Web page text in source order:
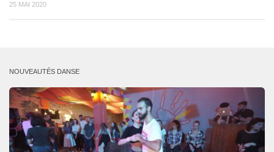
25 MAI 2020
NOUVEAUTÉS DANSE